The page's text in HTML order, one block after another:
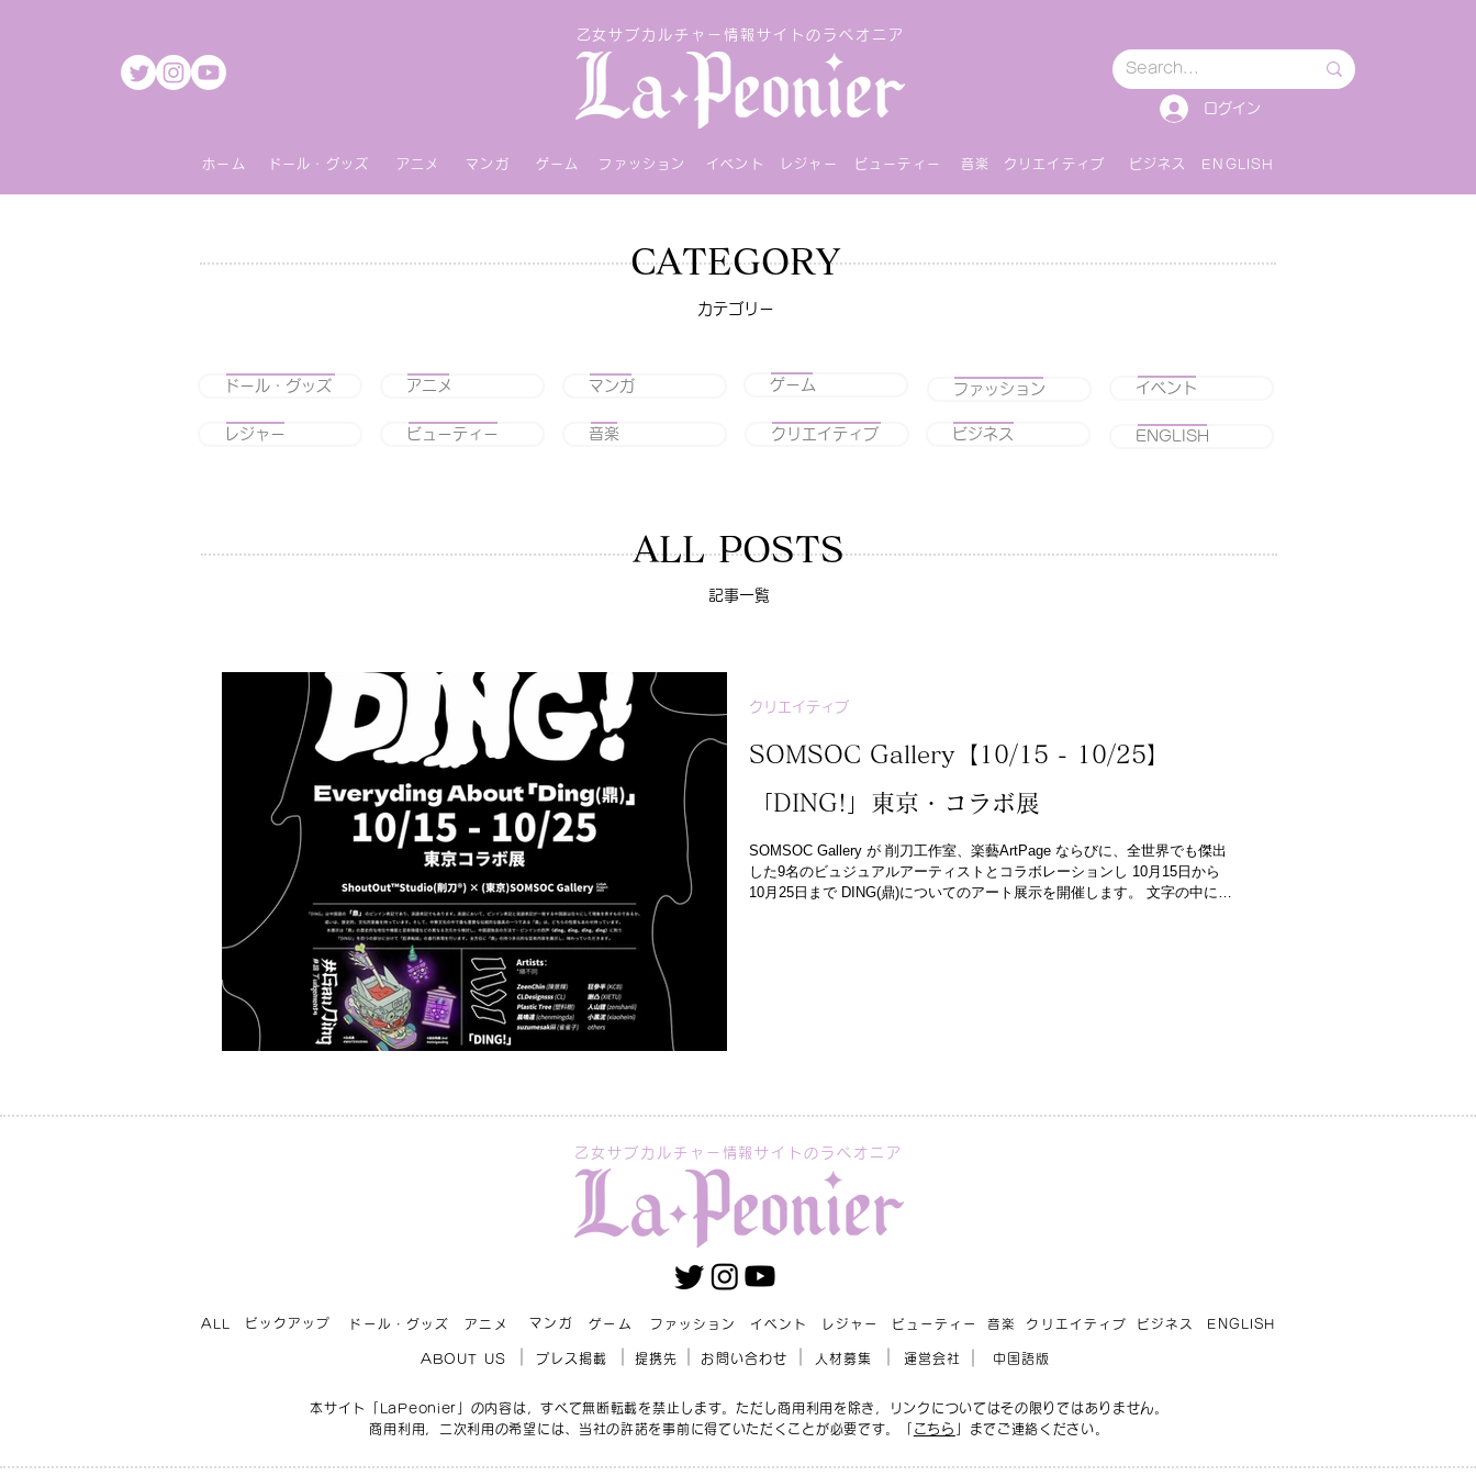
乙女サブカルチャー情報サイトのラペオニア
ログイン
ホーム ドール・グッズ アニメ マンガ ゲーム ファッション イベント レジャー ビューティー 音楽 クリエイティブ ビジネス ENGLISH
CATEGORY
カテゴリー
ゲーム
ドール・グッズ
レジャー
アニメ
ビューティー
マンガ
音楽 クリエイティブ
ファッション
ビジネス
イベント
ENGLISH
ALL POSTS
記事一覧
SOMSOC Gallery【10/15 - 10/25】
「DING!」東京・コラボ展
SOMSOC Gallery が 削刀工作室、楽藝ArtPage ならびに、全世界でも傑出
した9名のビュジュアルアーティストとコラボレーションし 10月15日から
10月25日まで DING(鼎)についてのアート展示を開催します。 文字の中に
クリエイティブ
乙女サブカルチャー情報サイトのラペオニア
ALL ビックアップ ドール・グッズ アニメ マンガ ゲーム ファッション イベント ビューティー 音楽 クリエイティブ ビジネス ENGLISH
レジャー
ABOUT US プレス掲載 提携先 お問い合わせ 人材募集 運営会社 中国語版
本サイト「LaPeonier」の内容は，すべて無断転載を禁止します。ただし商用利用を除き，リンクについてはその限りではありません。
商用利用，二次利用の希望には、当社の許諾を事前に得ていただくことが必要です。「
こちら 」までご連絡ください。